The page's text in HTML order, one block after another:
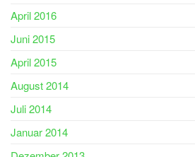
April 2016
Juni 2015
April 2015
August 2014
Juli 2014
Januar 2014